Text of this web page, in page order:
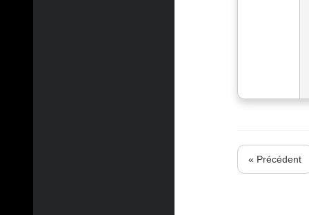
« Précédent